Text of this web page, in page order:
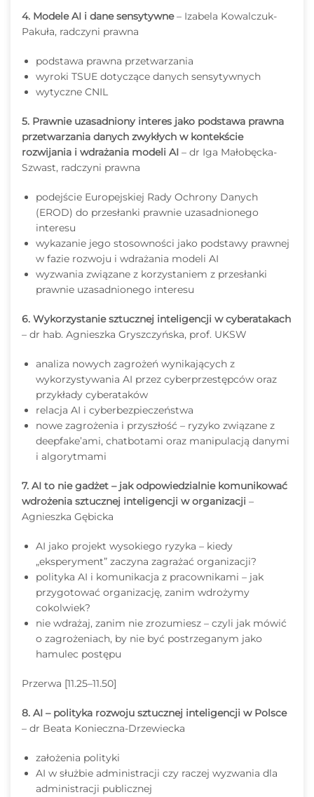
4. Modele AI i dane sensytywne– Izabela Kowalczuk-
Pakuła, radczyni prawna
podstawa prawna przetwarzania
wyroki TSUE dotyczące danych sensytywnych
wytyczne CNIL
5. Prawnie uzasadniony interes jako podstawa prawna
przetwarzania danych zwykłych w kontekście
rozwijania i wdrażania modeli AI – dr Iga Małobęcka-
Szwast, radczyni prawna
podejście Europejskiej Rady Ochrony Danych
(EROD) do przesłanki prawnie uzasadnionego
interesu
wykazanie jego stosowności jako podstawy prawnej
w fazie rozwoju i wdrażania modeli AI
wyzwania związane z korzystaniem z przesłanki
prawnie uzasadnionego interesu
6. Wykorzystanie sztucznej inteligencji w cyberatakach
– dr hab. Agnieszka Gryszczyńska, prof. UKSW
analiza nowych zagrożeń wynikających z
wykorzystywania AI przez cyberprzestępców oraz
przykłady cyberataków
relacja AI i cyberbezpieczeństwa
nowe zagrożenia i przyszłość – ryzyko związane z
deepfake’ami, chatbotami oraz manipulacją danymi
i algorytmami
7. AI to nie gadżet – jak odpowiedzialnie komunikować
wdrożenia sztucznej inteligencji w organizacji –
Agnieszka Gębicka
AI jako projekt wysokiego ryzyka – kiedy
„eksperyment” zaczyna zagrażać organizacji?
polityka AI i komunikacja z pracownikami – jak
przygotować organizację, zanim wdrożymy
cokolwiek?
nie wdrażaj, zanim nie zrozumiesz – czyli jak mówić
o zagrożeniach, by nie być postrzeganym jako
hamulec postępu
Przerwa [11.25–11.50]
8. AI – polityka rozwoju sztucznej inteligencji w Polsce
– dr Beata Konieczna-Drzewiecka
założenia polityki
AI w służbie administracji czy raczej wyzwania dla
administracji publicznej